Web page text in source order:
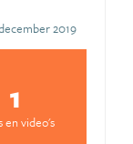
2019
1
en video's